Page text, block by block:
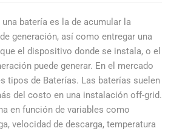
batería es la de acumular la
generación, así como entregar una
el dispositivo donde se instala, o el
puede generar. En el mercado
tipos de Baterías. Las baterías suelen
del costo en una instalación off-grid.
en función de variables como
velocidad de descarga, temperatura